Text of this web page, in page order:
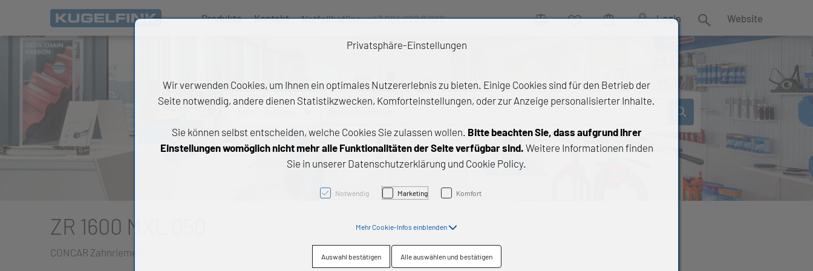
Produkte Kontakt Notfallhotline:+43 664 222 9 888 VergleichWunschlisteWarenkorb Login Suche Website
Alle Produkte
Wälz- und Gleitlager
Antriebstechnik
Chemische Produkte
ZR 1600 MXL 050
CONCAR Zahnriemen
Privatsphäre-Einstellungen
Wir verwenden Cookies, um Ihnen ein optimales Nutzererlebnis zu bieten. Einige Cookies sind für den Betrieb der
Seite notwendig, andere dienen Statistikzwecken, Komforteinstellungen, oder zur Anzeige personalisierter Inhalte.
Sie können selbst entscheiden, welche Cookies Sie zulassen wollen. Bitte beachten Sie, dass aufgrund Ihrer
Einstellungen womöglich nicht mehr alle Funktionalitäten der Seite verfügbar sind. Weitere Informationen finden
Sie in unserer Datenschutzerklärung und Cookie Policy.
Notwendig Marketing Komfort
Mehr Cookie-Infos einblenden
Auswahl bestätigen Alle auswählen und bestätigen